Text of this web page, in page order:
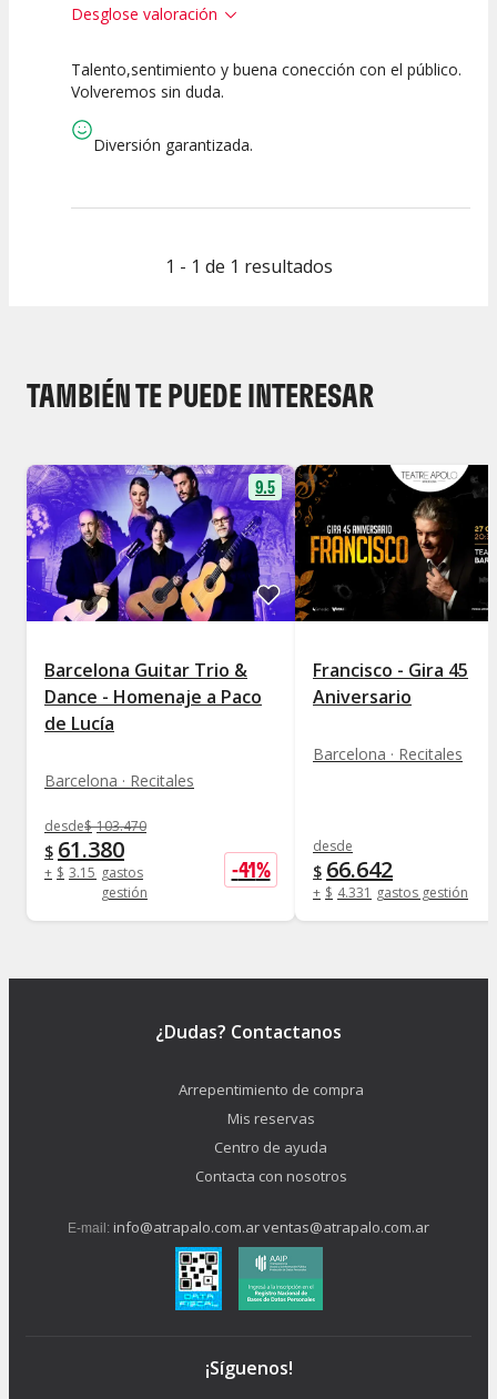
Desglose valoración
10
Espectáculo
10 10
Talento,sentimiento y buena conección con el público.
Volveremos sin duda.
Diversión garantizada.
1 - 1 de 1 resultados
TAMBIÉN TE PUEDE INTERESAR
9.5
Barcelona Guitar Trio &
Dance - Homenaje a Paco
de Lucía
Barcelona · Recitales
desde$ 103.470
$ 61.380
+ $ 3.156 gastos
gestión
-41%
Francisco - Gira 45
Aniversario
Barcelona · Recitales
desde
$ 66.642
+ $ 4.331 gastos gestión
¿Dudas? Contactanos
Arrepentimiento de compra
Mis reservas
Centro de ayuda
Contacta con nosotros
E-mail: info@atrapalo.com.arventas@atrapalo.com.ar
¡Síguenos!